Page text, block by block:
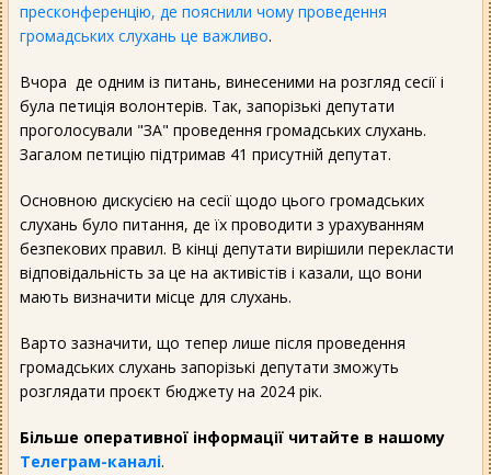
пресконференцію, де пояснили чому проведення
громадських слухань це важливо.
Вчора де одним із питань, винесеними на розгляд сесії і
була петиція волонтерів. Так, запорізькі депутати
проголосували "ЗА" проведення громадських слухань.
Загалом петицію підтримав 41 присутній депутат.
Основною дискусією на сесії щодо цього громадських
слухань було питання, де їх проводити з урахуванням
безпекових правил. В кінці депутати вирішили перекласти
відповідальність за це на активістів і казали, що вони
мають визначити місце для слухань.
Варто зазначити, що тепер лише після проведення
громадських слухань запорізькі депутати зможуть
розглядати проєкт бюджету на 2024 рік.
Більше оперативної інформації читайте в нашому
Телеграм-каналі.